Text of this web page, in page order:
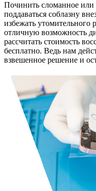
Починить сломанное
поддаваться соблазну
избежать
отличную возможность
рассчитать стоимость
бесплатно. Ведь нам
взвешенное решение и